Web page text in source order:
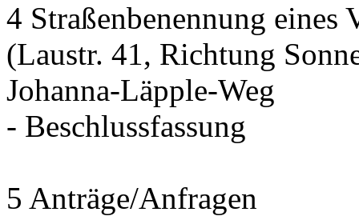
4 Straßenbenennung eines
(Laustr. 41, Richtung
Johanna-Läpple-Weg
- Beschlussfassung
5 Anträge/Anfragen